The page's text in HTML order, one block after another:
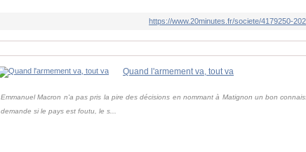
https://www.20minutes.fr/societe/4179250-
Quand l'armement va, tout va
Emmanuel Macron n'a pas pris la pire des décisions en nommant à Matignon un bon
demande si le pays est foutu, le s...